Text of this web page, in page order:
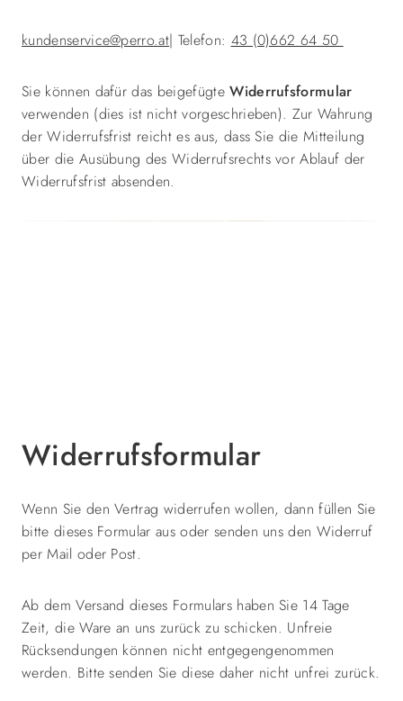
kundenservice@perro.at| Telefon: 43 (0)662 64 50
Sie können dafür das beigefügteWiderrufsformular
verwenden (dies ist nicht vorgeschrieben). Zur Wahrung
der Widerrufsfrist reicht es aus, dass Sie die Mitteilung
über die Ausübung des Widerrufsrechts vor Ablauf der
Widerrufsfrist absenden.
Widerrufsformular
Wenn Sie den Vertrag widerrufen wollen, dann füllen Sie
bitte dieses Formular aus oder senden uns den Widerruf
per Mail oder Post.
Ab dem Versand dieses Formulars haben Sie 14 Tage
Zeit, die Ware an uns zurück zu schicken. Unfreie
Rücksendungen können nicht entgegengenommen
werden. Bitte senden Sie diese daher nicht unfrei zurück.